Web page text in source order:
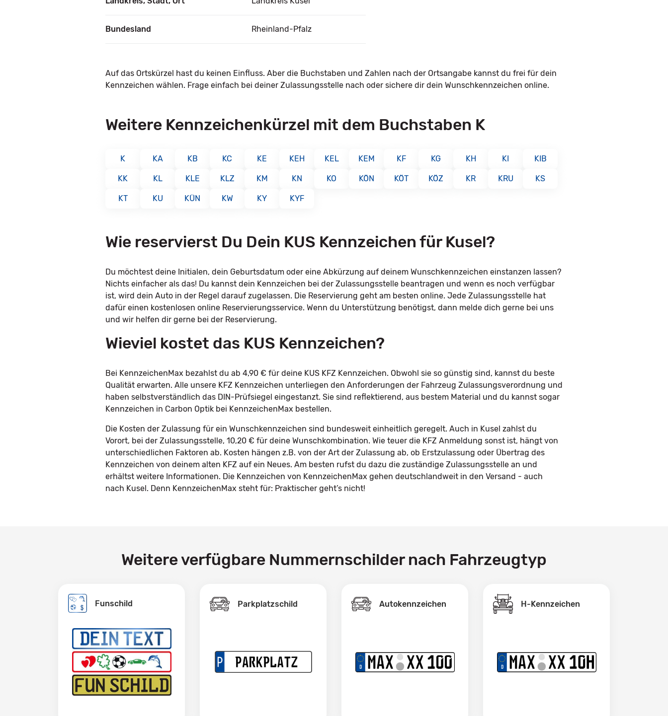
Bundesland Rheinland-Pfalz
Auf das Ortskürzel hast du keinen Einfluss. Aber die Buchstaben und Zahlen nach der Ortsangabe kannst du frei für dein
Kennzeichen wählen. Frage einfach bei deiner Zulassungsstelle nach oder sichere dir dein Wunschkennzeichen online.
Weitere Kennzeichenkürzel mit dem Buchstaben K
K KA KB KC KE KEH KEL KEM KF KG KH KI KIB
KK KL KLE KLZ KM KN KO KÖN KÖT KÖZ KR KRU KS
KT KU KÜN KW KY KYF
Wie reservierst Du Dein KUS Kennzeichen für Kusel?
Du möchtest deine Initialen, dein Geburtsdatum oder eine Abkürzung auf deinem Wunschkennzeichen einstanzen lassen?
Nichts einfacher als das! Du kannst dein Kennzeichen bei der Zulassungsstelle beantragen und wenn es noch verfügbar
ist, wird dein Auto in der Regel darauf zugelassen. Die Reservierung geht am besten online. Jede Zulassungsstelle hat
dafür einen kostenlosen online Reservierungsservice. Wenn du Unterstützung benötigst, dann melde dich gerne bei uns
und wir helfen dir gerne bei der Reservierung.
Wieviel kostet das KUS Kennzeichen?
Bei KennzeichenMax bezahlst du ab 4,90 € für deine KUS KFZ Kennzeichen. Obwohl sie so günstig sind, kannst du beste
Qualität erwarten. Alle unsere KFZ Kennzeichen unterliegen den Anforderungen der Fahrzeug Zulassungsverordnung und
haben selbstverständlich das DIN-Prüfsiegel eingestanzt. Sie sind reflektierend, aus bestem Material und du kannst sogar
Kennzeichen in Carbon Optik bei KennzeichenMax bestellen.
Die Kosten der Zulassung für ein Wunschkennzeichen sind bundesweit einheitlich geregelt. Auch in Kusel zahlst du
Vorort, bei der Zulassungsstelle, 10,20 € für deine Wunschkombination. Wie teuer die KFZ Anmeldung sonst ist, hängt von
unterschiedlichen Faktoren ab. Kosten hängen z.B. von der Art der Zulassung ab, ob Erstzulassung oder Übertrag des
Kennzeichen von deinem alten KFZ auf ein Neues. Am besten rufst du dazu die zuständige Zulassungsstelle an und
erhältst weitere Informationen. Die Kennzeichen von KennzeichenMax gehen deutschlandweit in den Versand - auch
nach Kusel. Denn KennzeichenMax steht für: Praktischer geht’s nicht!
Weitere verfügbare Nummernschilder nach Fahrzeugtyp
Funschild Parkplatzschild Autokennzeichen H-Kennzeichen